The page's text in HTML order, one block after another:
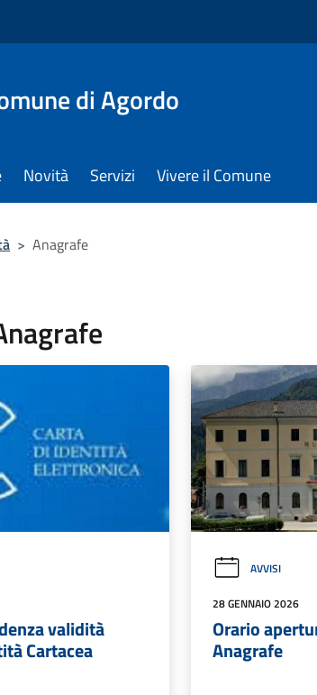
di Agordo
Novità Servizi Vivere il Comune
> Anagrafe
validità
Cartacea
AVVISI
28 GENNAIO 2026
Orario
Anagrafe